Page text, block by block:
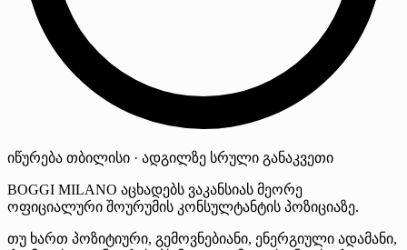
იწურება თბილისი · ადგილზე სრული განაკვეთი
BOGGI MILANO აცხადებს ვაკანსიას მეორე
ოფიციალური შოურუმის კონსულტანტის პოზიციაზე.
თუ ხართ პოზიტიური, გემოვნებიანი, ენერგიული ადამანი,